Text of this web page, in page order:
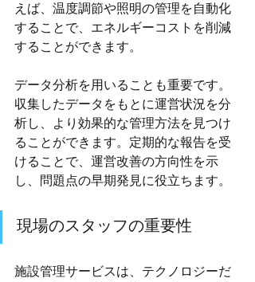
えば、温度調節や照明の管理を自動化
することで、エネルギーコストを削減
することができます。
データ分析を用いることも重要です。
収集したデータをもとに運営状況を分
析し、より効果的な管理方法を見つけ
ることができます。定期的な報告を受
けることで、運営改善の方向性を示
し、問題点の早期発見に役立ちます。
現場のスタッフの重要性
施設管理サービスは、テクノロジーだ